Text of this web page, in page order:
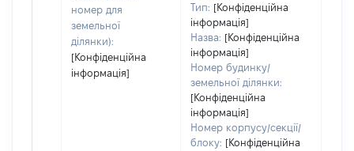
номер для
земельної
ділянки):
[Конфіденційна
інформація]
Тип: [Конфіденційна
інформація]
Назва: [Конфіденційна
інформація]
Номер будинку/
земельної ділянки:
[Конфіденційна
інформація]
Номер корпусу/секції/
блоку: [Конфіденційна